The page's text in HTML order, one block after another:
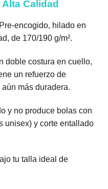
Calidad
encogido, hilado en
de 170/190 g/m².
doble costura en cuello,
un refuerzo de
más duradera.
y no produce bolas con
unisex) y corte entallado
tu talla ideal de